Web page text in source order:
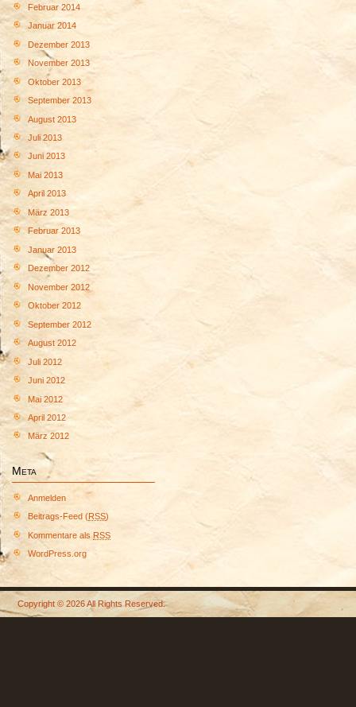
Februar 2014
Januar 2014
Dezember 2013
November 2013
Oktober 2013
September 2013
August 2013
Juli 2013
Juni 2013
Mai 2013
April 2013
März 2013
Februar 2013
Januar 2013
Dezember 2012
November 2012
Oktober 2012
September 2012
August 2012
Juli 2012
Juni 2012
Mai 2012
April 2012
März 2012
Meta
Anmelden
Beitrags-Feed (RSS)
Kommentare als RSS
WordPress.org
Copyright © 2026 All Rights Reserved.